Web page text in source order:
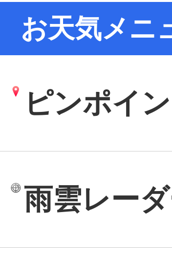
お天気メニ
ピンポイ
雨雲レー